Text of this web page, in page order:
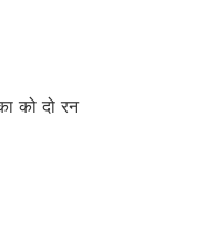
को दो रन